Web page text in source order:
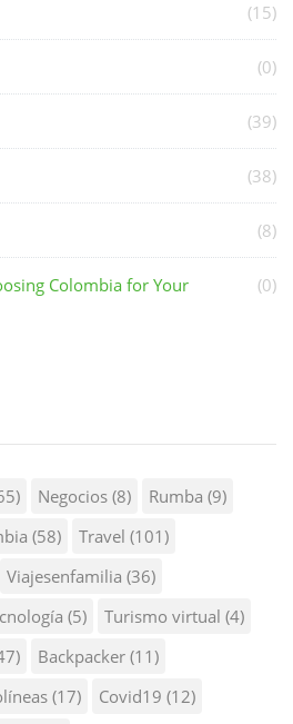
(15)
(0)
(39)
(38)
(8)
Colombia for Your
(0)
Negocios (8) Rumba (9)
(58) Travel (101)
Viajesenfamilia (36)
(5) Turismo virtual (4)
Backpacker (11)
(17) Covid19 (12)